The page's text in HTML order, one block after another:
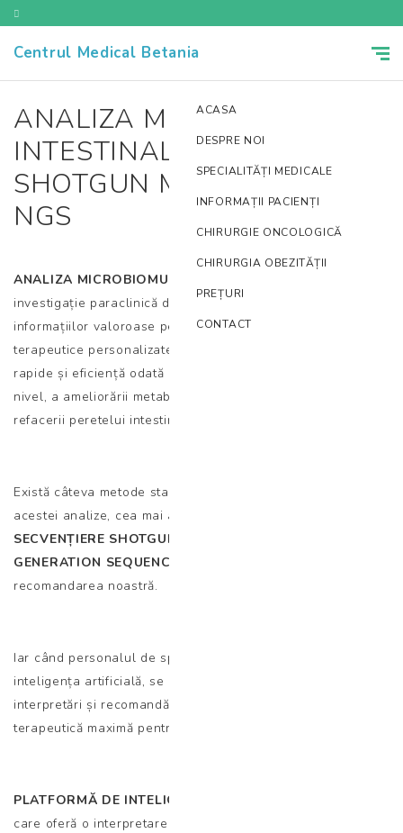
Centrul Medical Betania
ACASA
DESPRE NOI
SPECIALITĂȚI MEDICALE
INFORMAȚII PACIENȚI
CHIRURGIE ONCOLOGICĂ
CHIRURGIA OBEZITĂȚII
PREȚURI
CONTACT
ANALIZA MICROBIOMULUI
INTESTINAL PRIN METODA
SHOTGUN METAGENOMIC
NGS
ANALIZA MICROBIOMULUI INTESTINAL
investigație paraclinică din ce în ce mai solicitată datorită
informațiilor valoroase pe care le oferă și a planurilor
terapeutice personalizate care surprind prin rezultate
rapide și eficiență odată cu echilibrarea microbiotei la acest
nivel, a ameliorării metabolismului bacterian asociat și a
refacerii peretelui intestinal.
Există câteva metode standardizate de determinare a
acestei analize, cea mai avansată fiind
SECVENȚIERE SHOTGUN METAGENOMIC NGS (NEXT
GENERATION SEQUENCING)
recomandarea noastră.
Iar când personalul de specialitate lucrează împreună cu
inteligența artificială, se obțin cele mai precise rezultate,
interpretări și recomandări, având ca obiectiv eficiența
terapeutică maximă pentru pacient.
PLATFORMĂ DE INTELIGENȚĂ ARTIFICIALĂ AVANSATĂ
care oferă o interpretare de maximă precizie a rezultatului